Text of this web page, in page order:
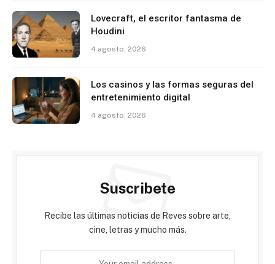
Lovecraft, el escritor fantasma de
Houdini
4 agosto, 2026
Los casinos y las formas seguras del
entretenimiento digital
4 agosto, 2026
Suscribete
Recibe las últimas noticias de Reves sobre arte,
cine, letras y mucho más.